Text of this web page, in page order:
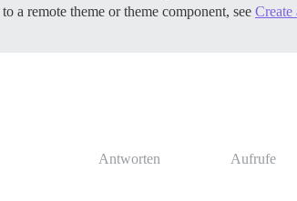
a remote theme or theme component, see Create
Antworten Aufrufe